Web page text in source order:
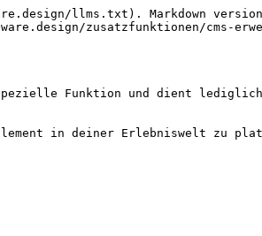
llms.txt). Markdown
zusatzfunktionen/cms-
Funktion und dient
Element in deiner Erlebniswelt zu